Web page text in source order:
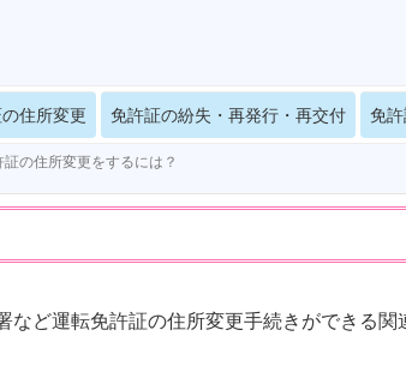
住所変更 免許証の紛失・再発行・再交付 免
の住所変更をするには？
など運転免許証の住所変更手続きができる関